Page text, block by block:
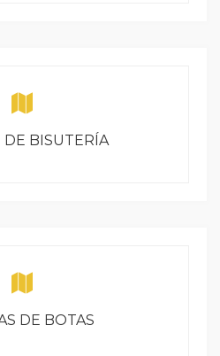
DE BISUTERÍA
DE BOTAS